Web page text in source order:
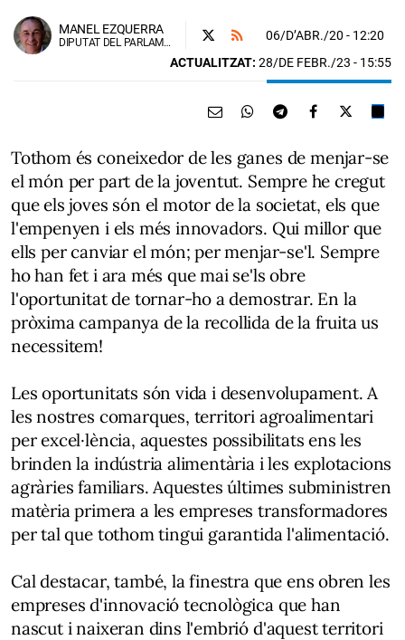
MANEL EZQUERRA
DIPUTAT DEL PARLAMENT DE CATALUNYA
06/D’ABR./20 - 12:20
ACTUALITZAT: 28/DE FEBR./23 - 15:55
Tothom és coneixedor de les ganes de menjar-se
el món per part de la joventut. Sempre he cregut
que els joves són el motor de la societat, els que
l'empenyen i els més innovadors. Qui millor que
ells per canviar el món; per menjar-se'l. Sempre
ho han fet i ara més que mai se'ls obre
l'oportunitat de tornar-ho a demostrar. En la
pròxima campanya de la recollida de la fruita us
necessitem!
Les oportunitats són vida i desenvolupament. A
les nostres comarques, territori agroalimentari
per excel·lència, aquestes possibilitats ens les
brinden la indústria alimentària i les explotacions
agràries familiars. Aquestes últimes subministren
matèria primera a les empreses transformadores
per tal que tothom tingui garantida l'alimentació.
Cal destacar, també, la finestra que ens obren les
empreses d'innovació tecnològica que han
nascut i naixeran dins l'embrió d'aquest territori